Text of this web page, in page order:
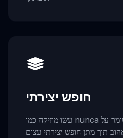
חופש יצירתי
עשו מוזיקה כמו nunca לפני! שינוי צורת ספרנקי שומר על
תוך מתן חופש יצירתי עצום